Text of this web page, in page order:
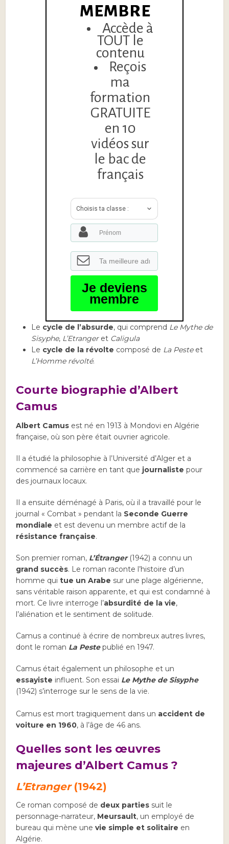
MEMBRE
Accède à
TOUT le
contenu
Reçois
ma
formation
GRATUITE
en 10
vidéos sur
le bac de
français
Choisis ta classe :
Je deviens
membre
Le cycle de l’absurde, qui comprend Le Mythe de
Sisyphe, L’Etranger et Caligula
Le cycle de la révolte composé de La Pesteet
L’Homme révolté.
Courte biographie d’Albert
Camus
Albert Camus est né en 1913 à Mondovi en Algérie
française, où son père était ouvrier agricole.
Il a étudié la philosophie à l’Université d’Alger et a
commencé sa carrière en tant que journaliste pour
des journaux locaux.
Il a ensuite déménagé à Paris, où il a travaillé pour le
journal « Combat » pendant la Seconde Guerre
mondiale et est devenu un membre actif de la
résistance française.
Son premier roman, L’Étranger(1942) a connu un
grand succès. Le roman raconte l’histoire d’un
homme quitue un Arabe sur une plage algérienne,
sans véritable raison apparente, et qui est condamné à
mort. Ce livre interroge l’absurdité de la vie,
l’aliénation et le sentiment de solitude.
Camus a continué à écrire de nombreux autres livres,
dont le roman La Pestepublié en 1947.
Camus était également un philosophe et un
essayiste influent. Son essai Le Mythe de Sisyphe
(1942) s’interroge sur le sens de la vie.
Camus est mort tragiquement dans un accident de
voiture en 1960, à l’âge de 46 ans.
Quelles sont les œuvres
majeures d’Albert Camus ?
L’Etranger(1942)
Ce roman composé de deux parties suit le
personnage-narrateur, Meursault, un employé de
bureau qui mène unevie simple et solitaire en
Algérie.